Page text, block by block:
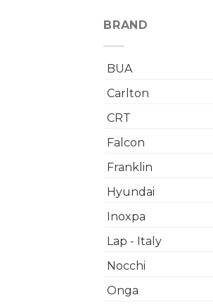
BRAND
BUA
Carlton
CRT
Falcon
Franklin
Hyundai
Inoxpa
Lap - Italy
Nocchi
Onga